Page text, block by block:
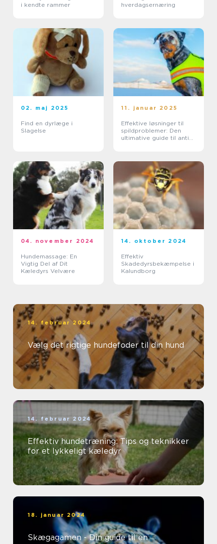
i kendte rammer
hverdagsernæring
02. maj 2025
Find en dyrlæge i
Slagelse
11. januar 2025
Effektive løsninger til
spildproblemer: Den
ultimative guide til anti
04. november 2024
Hundemassage: En
Vigtig Del af Dit
Kæledyrs Velvære
14. oktober 2024
Effektiv
Skadedyrsbekæmpelse i
Kalundborg
14. februar 2024
Vælg det rigtige hundefoder til din hund
14. februar 2024
Effektiv hundetræning: Tips og teknikker
for et lykkeligt kæledyr
18. januar 2024
Skægagamen - Din guide til en